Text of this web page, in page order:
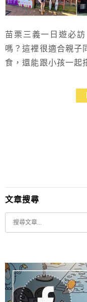
苗栗三義一日遊必
嗎？這裡很適合親子
食，還能跟小孩一起
雞蛋糕！外型超可愛
照打卡！火車雞蛋糕
文章搜尋